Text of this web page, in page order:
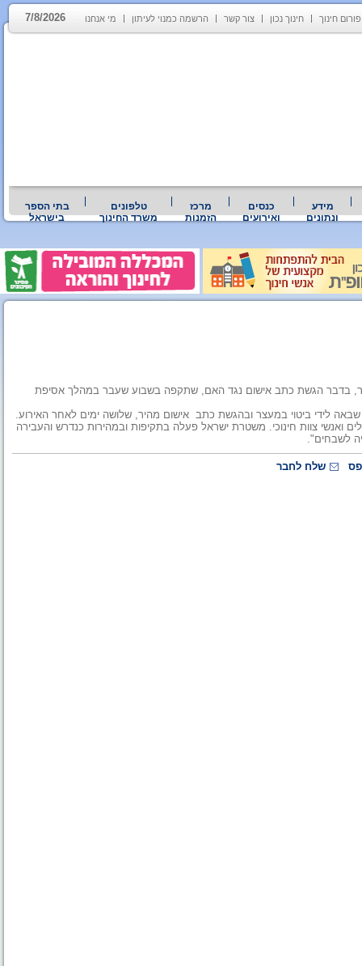
פורום חינוך חינוך נכון צור קשר הרשמה כמנוי לעיתון מי אנחנו 7/8/2026
מידע
ונתונים
כנסים
ואירועים
מרכז
הזמנות
טלפונים
משרד החינוך
בתי הספר
בישראל
בדבר הגשת כתב אישום נגד האם, שתקפה בשבוע שעבר במהלך אסיפת
לידי ביטוי במעצר ובהגשת כתב אישום מהיר, שלושה ימים לאחר האירוע.
ואנשי צוות חינוכי. משטרת ישראל פעלה בתקיפות ובמהירות כנדרש והעבירה
לשבחים".
שלח לחבר